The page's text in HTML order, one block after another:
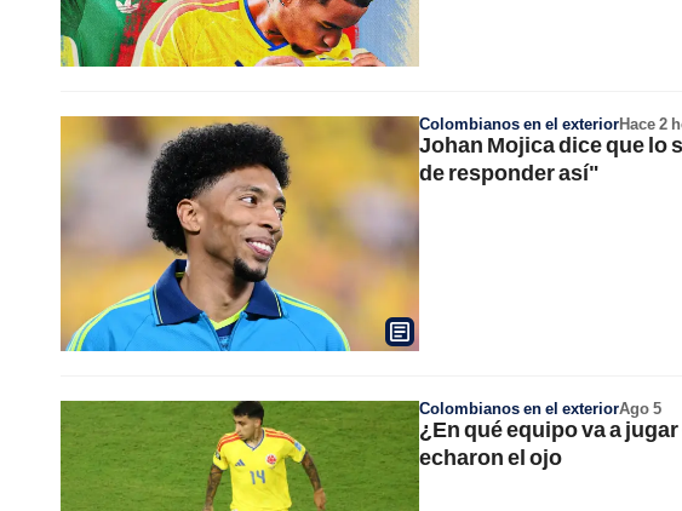
Colombianos en el exteriorHace 2
Johan Mojica dice que lo
de responder así"
Colombianos en el exteriorAgo 5
¿En qué equipo va a
echaron el ojo